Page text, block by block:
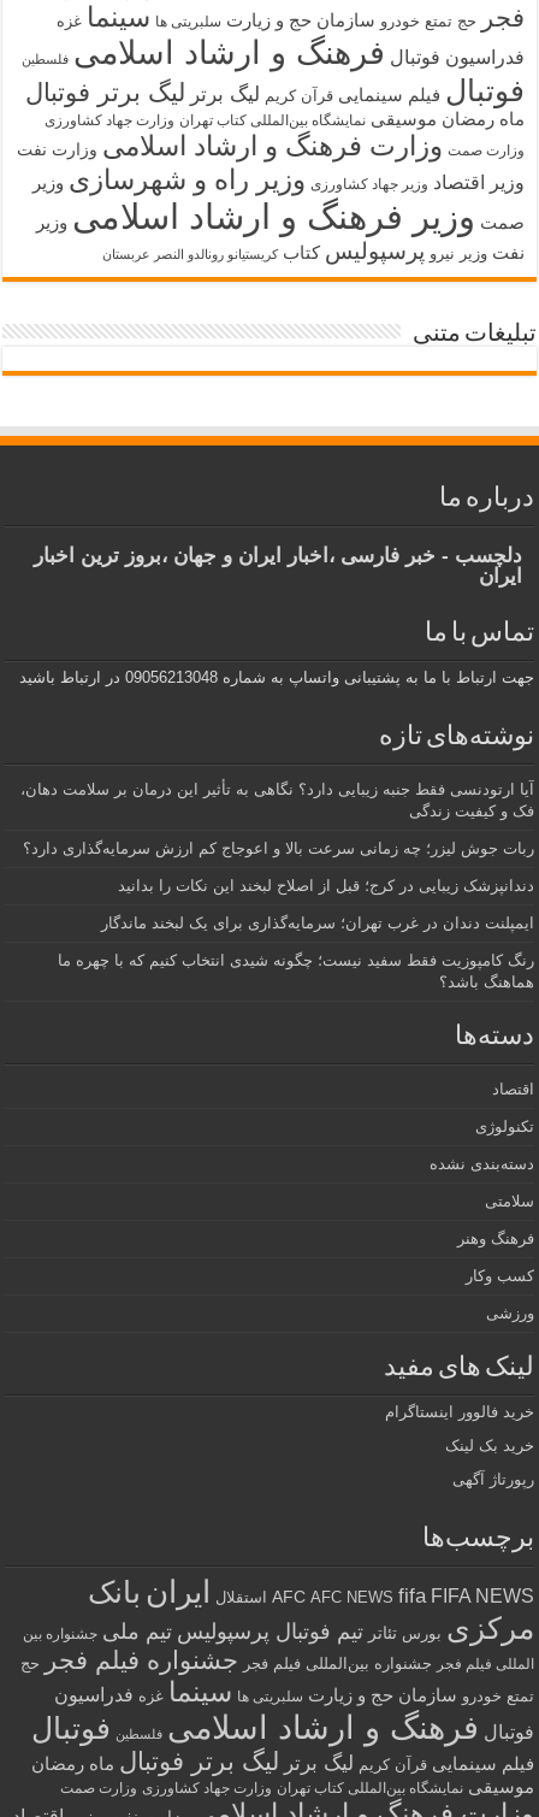
فجر
حج تمتع خودرو سازمان حج و زیارت سلبریتی ها سینما غزه
فدراسیون فوتبال فرهنگ و ارشاد اسلامی فلسطین
فوتبال فیلم سینمایی قرآن کریم لیگ برتر لیگ برتر فوتبال
ماه رمضان موسیقی نمایشگاه بین‌المللی کتاب تهران وزارت جهاد کشاورزی
وزارت صمت وزارت فرهنگ و ارشاد اسلامی وزارت نفت
وزیر اقتصاد وزیر جهاد کشاورزی وزیر راه و شهرسازی وزیر
صمت وزیر فرهنگ و ارشاد اسلامی وزیر
نفت وزیر نیرو پرسپولیس کتاب کریستیانو رونالدو النصر عربستان
تبلیغات متنی
درباره ما
دلچسب - خبر فارسی ،اخبار ایران و جهان ،بروز ترین اخبار
ایران
تماس با ما
جهت ارتباط با ما به پشتیبانی واتساپ به شماره 09056213048 در ارتباط باشید
نوشته‌های تازه
آیا ارتودنسی فقط جنبه زیبایی دارد؟ نگاهی به تأثیر این درمان بر سلامت دهان،
فک و کیفیت زندگی
ربات جوش لیزر؛ چه زمانی سرعت بالا و اعوجاج کم ارزش سرمایه‌گذاری دارد؟
دندانپزشک زیبایی در کرج؛ قبل از اصلاح لبخند این نکات را بدانید
ایمپلنت دندان در غرب تهران؛ سرمایه‌گذاری برای یک لبخند ماندگار
رنگ کامپوزیت فقط سفید نیست؛ چگونه شیدی انتخاب کنیم که با چهره ما
هماهنگ باشد؟
دسته‌ها
اقتصاد
تکنولوژی
دسته‌بندی نشده
سلامتی
فرهنگ وهنر
کسب وکار
ورزشی
لینک های مفید
خرید فالوور اینستاگرام
خرید بک لینک
رپورتاژ آگهی
برچسب‌ها
AFC AFC NEWS fifa FIFA NEWS استقلال ایران بانک
مرکزی بورس تئاتر تیم فوتبال پرسپولیس تیم ملی جشنواره بین
المللی فیلم فجر جشنواره بین‌المللی فیلم فجر جشنواره فیلم فجر
حج
تمتع خودرو سازمان حج و زیارت سلبریتی ها سینما غزه فدراسیون
فوتبال فرهنگ و ارشاد اسلامی فلسطین فوتبال
فیلم سینمایی قرآن کریم لیگ برتر لیگ برتر فوتبال ماه رمضان
موسیقی نمایشگاه بین‌المللی کتاب تهران وزارت جهاد کشاورزی وزارت صمت